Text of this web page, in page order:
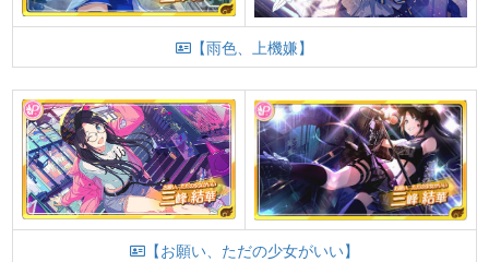
【雨色、上機嫌】
【お願い、ただの少女がいい】